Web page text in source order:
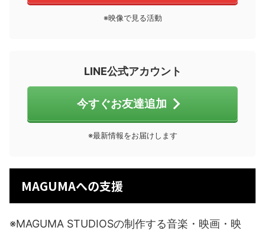
※映像で見る活動
LINE公式アカウント
今すぐお友達追加
※最新情報をお届けします
MAGUMAへの支援
※MAGUMA STUDIOSの制作する音楽・映画・映